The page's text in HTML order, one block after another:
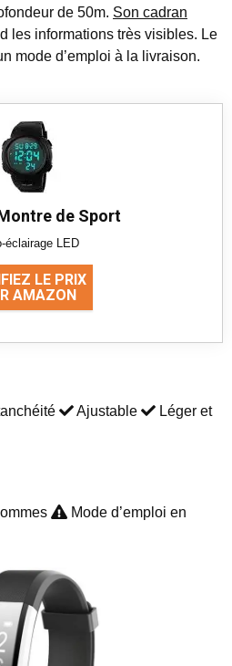
de 50m. Son cadran
les informations très visibles. Le
mode d’emploi à la livraison.
de Sport
éclairage LED
LE PRIX
AMAZON
Ajustable
Léger et
Mode d’emploi en